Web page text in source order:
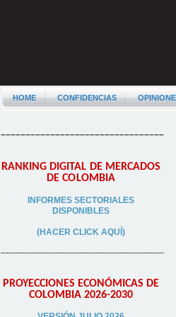
HOME CONFIDENCIAS
–––––––––––––––––––––––––––––––––
RANKING DIGITAL DE MERCADOS
DE COLOMBIA
INFORMES SECTORIALES
DISPONIBLES
(HACER CLICK AQUÍ)
–––––––––––––––––––––––––––––––––
PROYECCIONES ECONÓMICAS DE
COLOMBIA 2026-2030